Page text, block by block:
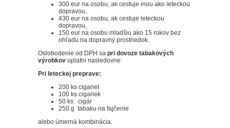
300 eur na osobu, ak cestuje inou ako leteckou
dopravou,
430 eur na osobu, ak cestuje leteckou
dopravou,
150 eur na osobu mladšiu ako 15 rokov bez
ohľadu na dopravný prostriedok.
Oslobodenie od DPH sa pri dovoze tabakových
výrobkov uplatní nasledovne:
Pri leteckej preprave:
200 ks cigariet
100 ks cigariek
50 ks cigár
250 g tabaku na fajčenie
alebo úmerná kombinácia.